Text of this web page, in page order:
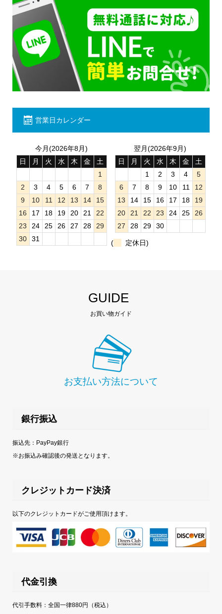
営業日カレンダー
今月(2026年8月)
日
月 火 水 木 金
土
1
2
3 4 5 6 7
8
9
10 11 12 13 14
15
16
17 18 19 20 21
22
23
24 25 26 27 28
29
30
31
翌月(2026年9月)
日
月 火 水 木 金
土
1
2 3 4
5
6
7 8 9 10 11
12
13
14 15 16 17 18
19
20
21 22 23 24 25
26
27
28 29 30
( 定休日)
GUIDE
お買い物ガイド
お支払い方法について
銀行振込
振込先：PayPay銀行
※お振込み確認後の発送となります。
クレジットカード決済
以下のクレジットカードがご使用頂けます。
代金引換
代引手数料：全国一律880円（税込）